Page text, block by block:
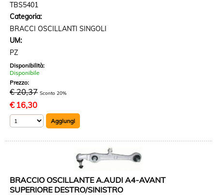
TBS5401
Categoria:
BRACCI OSCILLANTI SINGOLI
UM:
PZ
Disponibilità:
Disponibile
Prezzo:
€ 20,37 Sconto 20%
€ 16,30
BRACCIO OSCILLANTE A.AUDI A4-AVANT
SUPERIORE DESTRO/SINISTRO